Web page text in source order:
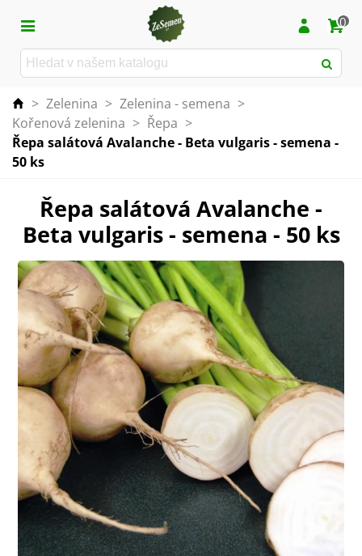
0
> Zelenina > Zelenina - semena >
Kořenová zelenina > Řepa >
Řepa salátová Avalanche - Beta vulgaris - semena -
50 ks
Řepa salátová Avalanche -
Beta vulgaris - semena - 50 ks